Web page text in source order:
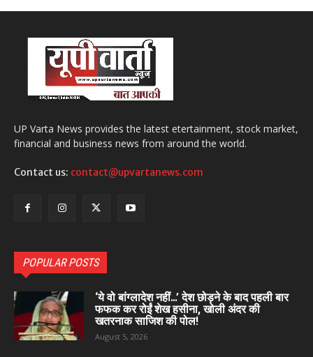
UP Varta News provides the latest etertainment, stock market,
financial and business news from around the world.
Contact us: contact@upvartanews.com
POPULAR POSTS
‘ये वो बांग्लादेश नहीं…’ देश छोड़ने के बाद पहली बार
फफक कर रोईं शेख हसीना, खोली अंदर की
खतरनाक साजिश की पोल!
August 5, 2026